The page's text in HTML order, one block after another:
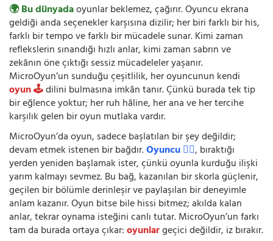
🌍 Bu dünyadaoyunlar beklemez, çağırır. Oyuncu ekrana
geldiği anda seçenekler karşısına dizilir; her biri farklı bir his,
farklı bir tempo ve farklı bir mücadele sunar. Kimi zaman
reflekslerin sınandığı hızlı anlar, kimi zaman sabrın ve
zekânın öne çıktığı sessiz mücadeleler yaşanır.
MicroOyun’un sunduğu çeşitlilik, her oyuncunun kendi
oyun 🕹️dilini bulmasına imkân tanır. Çünkü burada tek tip
bir eğlence yoktur; her ruh hâline, her ana ve her tercihe
karşılık gelen bir oyun mutlaka vardır.
MicroOyun’da oyun, sadece başlatılan bir şey değildir;
devam etmek istenen bir bağdır.Oyuncu 🧍‍♂️, bıraktığı
yerden yeniden başlamak ister, çünkü oyunla kurduğu ilişki
yarım kalmayı sevmez. Bu bağ, kazanılan bir skorla güçlenir,
geçilen bir bölümle derinleşir ve paylaşılan bir deneyimle
anlam kazanır. Oyun bitse bile hissi bitmez; akılda kalan
anlar, tekrar oynama isteğini canlı tutar. MicroOyun’un farkı
tam da burada ortaya çıkar:oyunlargeçici değildir, iz bırakır.